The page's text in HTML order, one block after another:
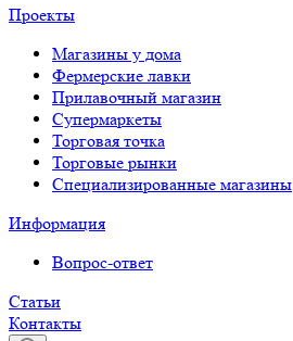
Проекты
Магазины у дома
Фермерские лавки
Прилавочный магазин
Супермаркеты
Торговая точка
Торговые рынки
Специализированные магазины
Информация
Вопрос-ответ
Статьи
Контакты